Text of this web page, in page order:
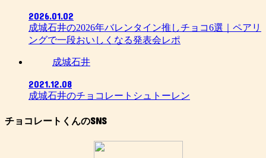
2026.01.02
成城石井の2026年バレンタイン推しチョコ6選｜ペアリ
ングで一段おいしくなる発表会レポ
成城石井
2021.12.08
成城石井のチョコレートシュトーレン
チョコレートくんのSNS